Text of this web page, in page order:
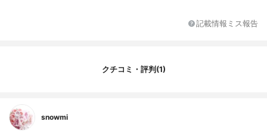
記載情報ミス報告
クチコミ・評判(1)
snowmi